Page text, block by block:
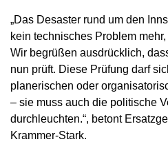
„Das Desaster rund um den
kein technisches Problem
Wir begrüßen ausdrücklich,
nun prüft. Diese Prüfung darf
planerischen oder
– sie muss auch die politische
durchleuchten.“, betont
Krammer-Stark.